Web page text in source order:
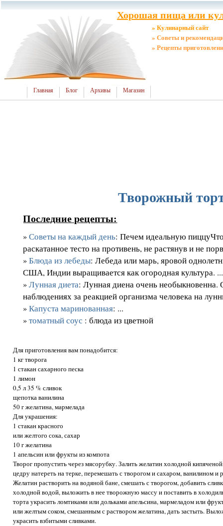
Хорошая пища или
» Кулинарный сайт
» Советы и
» Рецепты
Главная Блог Архивы Магазин
Творожный
Последние рецепты:
»Советы на каждый день: Печем идеальную
раскатанное тесто на противень, не растянув и не
»Блюда из лебеды: Лебеда или марь, яровой
США, Индии выращивается как огородная культура. ...
»Лунная диета: Лунная диена очень необыкновенна.
наблюдениях за реакцией организма человека на
»Капуста маринованная: ...
»томатный соус : блюда из цветной
Для приготовления вам понадобится:
1 кг творога
1 стакан сахарного песка
1 лимон
0,5 л 35 % сливок
щепотка ванилина
50 г желатина, мармелада
Для украшения:
1 стакан красного
или желтого сока, сахар
10 г желатина
1 апельсин или фрукты из компота
Творог пропустить через мясорубку. Залить желатин холодной
цедру натереть на терке, перемешать с творогом и сахаром, ванилином
Желатин растворить на водяной бане, смешать с творогом, добавить
холодной водой, выложить в нее творожную массу и поставить в
торта украсить ломтиками или дольками апельсина, мармеладом или
или желтым соком, смешанным с раствором желатина, дать застыть.
украсить взбитыми сливками.